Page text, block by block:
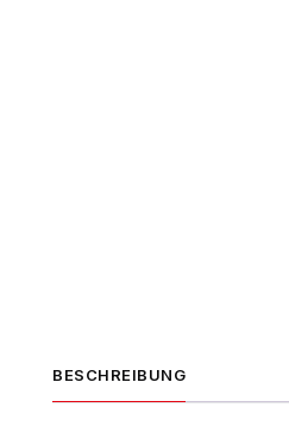
BESCHREIBUNG